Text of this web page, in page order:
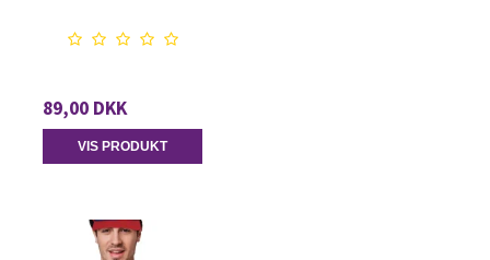
89,00 DKK
VIS PRODUKT